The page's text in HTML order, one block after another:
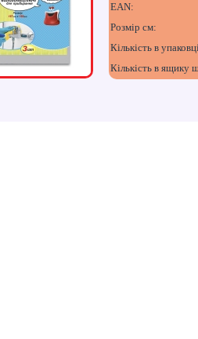
EAN:
Розмір см:
Кількість в
Кількість в ящику